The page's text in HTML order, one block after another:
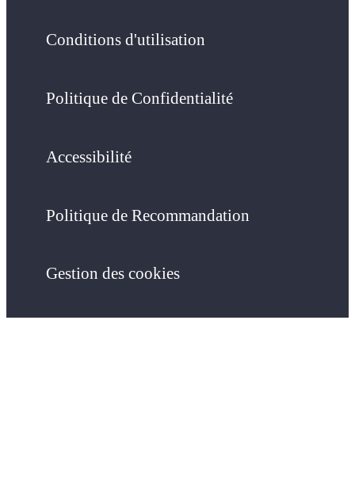
Conditions d'utilisation
Politique de Confidentialité
Accessibilité
Politique de Recommandation
Gestion des cookies